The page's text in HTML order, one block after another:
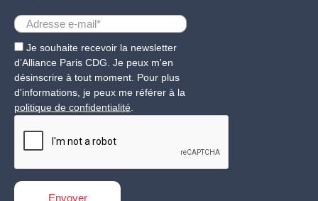
Je souhaite recevoir la newsletter
d’Alliance Paris CDG. Je peux m'en
désinscrire à tout moment. Pour plus
d'informations, je peux me référer à la
politique de confidentialité